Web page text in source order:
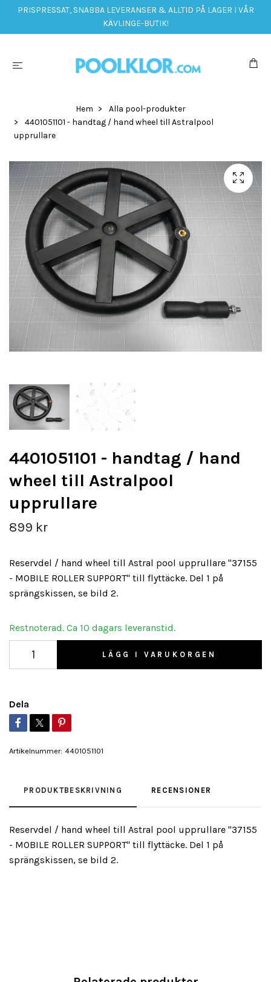
PRISPRESSAT, SNABBA LEVERANSER & ALLTID PÅ LAGER I VÅR
KÄVLINGE-BUTIK!
Hem
Alla pool-produkter
4401051101 - handtag / hand wheel till Astralpool
upprullare
4401051101 - handtag / hand
wheel till Astralpool
upprullare
899 kr
Reservdel / hand wheel till Astral pool upprullare "37155
- MOBILE ROLLER SUPPORT" till flyttäcke. Del 1 på
sprängskissen, se bild 2.
Restnoterad. Ca 10 dagars leveranstid.
LÄGG I VARUKORGEN
Dela
Artikelnummer: 4401051101
PRODUKTBESKRIVNING RECENSIONER
Reservdel / hand wheel till Astral pool upprullare "37155
- MOBILE ROLLER SUPPORT" till flyttäcke. Del 1 på
sprängskissen, se bild 2.